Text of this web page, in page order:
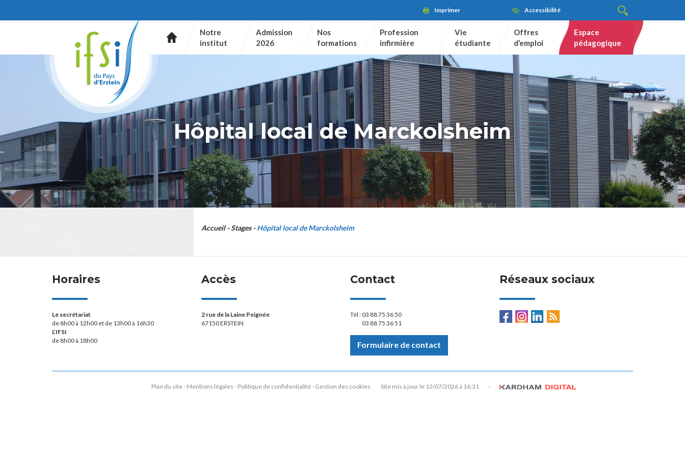
Imprimer Accessibilité
Notre
institut
Admission
2026
Nos
formations
Profession
infirmière
Vie
étudiante
Offres
d’emploi
Espace
pédagogique
Hôpital local de Marckolsheim
Accueil Stages Hôpital local de Marckolsheim
Horaires
Le secrétariat
de 8h00 à 12h00 et de 13h00 à 16h30
L’IFSI
de 8h00 à 18h00
Accès
2 rue de la Laine Peignée
67150 ERSTEIN
Contact
Tél : 03 88 75 36 50
03 88 75 36 51
Formulaire de contact
Réseaux sociaux
Plan du site Mentions légales Politique de confidentialité Gestion des cookies Site mis à jour le 12/07/2026 à 16:31